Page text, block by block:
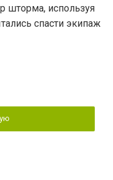
шторма, используя
спасти экипаж